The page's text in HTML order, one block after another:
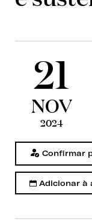
21
NOV
2024
Confirmar
Adicionar à